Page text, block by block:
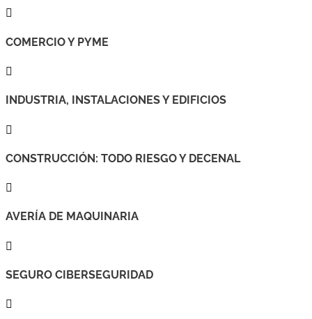

COMERCIO Y PYME

INDUSTRIA, INSTALACIONES Y EDIFICIOS

CONSTRUCCIÓN: TODO RIESGO Y DECENAL

AVERÍA DE MAQUINARIA

SEGURO CIBERSEGURIDAD
